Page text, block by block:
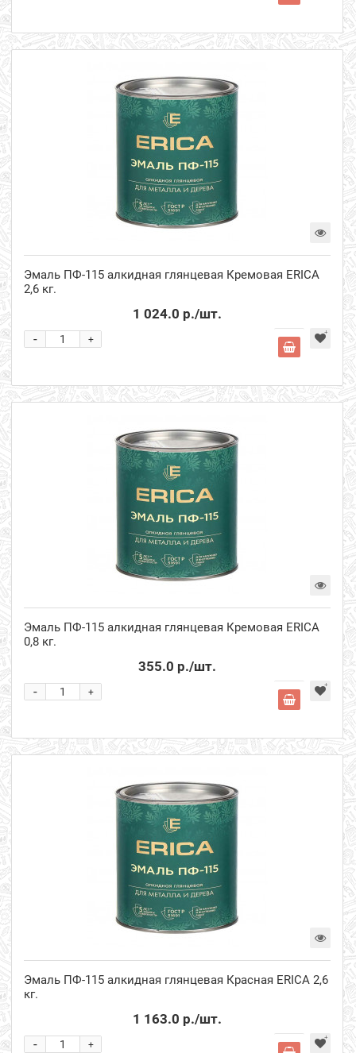
Эмаль ПФ-115 алкидная глянцевая Кремовая ERICA
2,6 кг.
1 024.0 р./шт.
+
-
Эмаль ПФ-115 алкидная глянцевая Кремовая ERICA
0,8 кг.
355.0 р./шт.
+
-
Эмаль ПФ-115 алкидная глянцевая Красная ERICA 2,6
кг.
1 163.0 р./шт.
+
-